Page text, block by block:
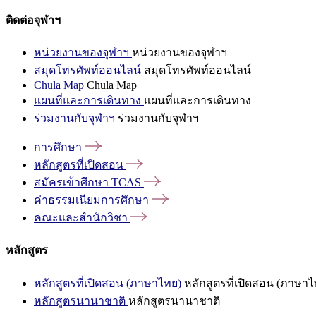
ติดต่อจุฬาฯ
หน่วยงานของจุฬาฯ หน่วยงานของจุฬาฯ
สมุดโทรศัพท์ออนไลน์ สมุดโทรศัพท์ออนไลน์
Chula Map Chula Map
แผนที่และการเดินทาง แผนที่และการเดินทาง
ร่วมงานกับจุฬาฯ ร่วมงานกับจุฬาฯ
การศึกษา
หลักสูตรที่เปิดสอน
สมัครเข้าศึกษา TCAS
ค่าธรรมเนียมการศึกษา
คณะและสำนักวิชา
หลักสูตร
หลักสูตรที่เปิดสอน (ภาษาไทย) หลักสูตรที่เปิดสอน (ภาษาไ
หลักสูตรนานาชาติ หลักสูตรนานาชาติ